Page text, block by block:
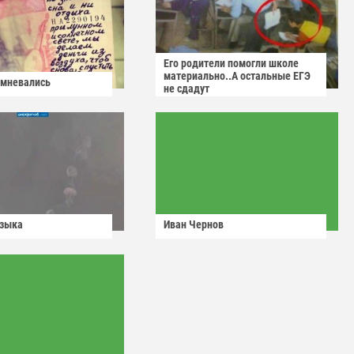
Его родители помогли школе
материально..А остальные ЕГЭ
не сдадут
Иван Чернов